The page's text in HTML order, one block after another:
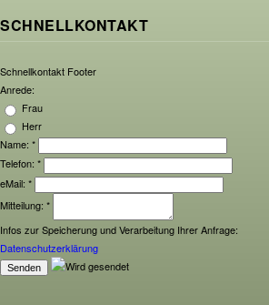
SCHNELLKONTAKT
Schnellkontakt Footer
Anrede:
Frau
Herr
Name: *
Telefon: *
eMail: *
Mitteilung: *
Infos zur Speicherung und Verarbeitung Ihrer Anfrage:
Datenschutzerklärung